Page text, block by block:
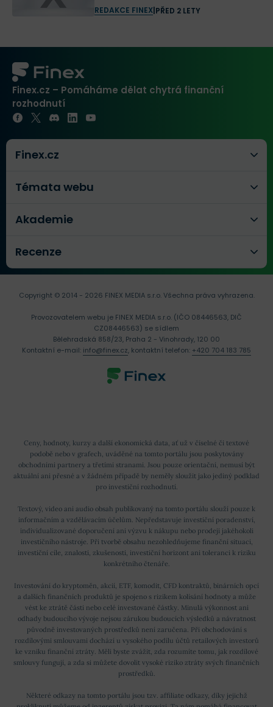
REDAKCE FINEX| PŘED 2 LETY
Finex.cz – Pomáháme dělat chytrá finanční
rozhodnutí
Finex.cz
Témata webu
Akademie
Recenze
Ceny, hodnoty, kurzy a další ekonomická data, ať už v číselné či textové
podobě nebo v grafech, uváděné na tomto portálu jsou poskytovány
obchodními partnery a třetími stranami. Jsou pouze orientační, nemusí být
aktuální ani přesné a v žádném případě by neměly sloužit jako jediný podklad
pro investiční rozhodnutí.
Textový, video ani audio obsah publikovaný na tomto portálu slouží pouze k
informačním a vzdělávacím účelům. Nepředstavuje investiční poradenství,
individualizované doporučení ani výzvu k nákupu nebo prodeji jakéhokoli
investičního nástroje. Při tvorbě obsahu nezohledňujeme finanční situaci,
investiční cíle, znalosti, zkušenosti, investiční horizont ani toleranci k riziku
konkrétního čtenáře.
Investování do kryptoměn, akcií, ETF, komodit, CFD kontraktů, binárních opcí
a dalších finančních produktů je spojeno s rizikem kolísání hodnoty a může
vést ke ztrátě části nebo celé investované částky. Minulá výkonnost ani
odhady budoucího vývoje nejsou zárukou budoucích výsledků a návratnost
původně investovaných prostředků není zaručena. Při obchodování s
rozdílovými smlouvami dochází u vysokého podílu účtů retailových investorů
ke vzniku finanční ztráty. Měli byste zvážit, zda rozumíte tomu, jak rozdílové
smlouvy fungují, a zda si můžete dovolit vysoké riziko ztráty svých finančních
prostředků.
Některé odkazy na tomto portálu jsou tzv. affiliate odkazy, díky jejichž
Copyright © 2014 - 2026 FINEX MEDIA s.r.o.Všechna práva vyhrazena.
Provozovatelem webu je FINEX MEDIA s.r.o. (IČO 08446563, DIČ
CZ08446563) se sídlem
Bělehradská 858/23, Praha 2 - Vinohrady, 120 00
Kontaktní e-mail: info@finex.cz, kontaktní telefon: +420 704 183 785